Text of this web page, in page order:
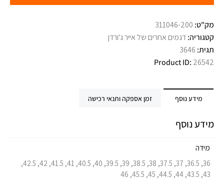
מק"ט: 311046-200
קטגוריה:דגמים אחרים של אייר ג'ורדן
תגית: 3646
Product ID: 26542
מידע נוסף זמן אספקה ותנאי רכישה
מידע נוסף
מידה
36, 36.5, 37, 37.5, 38, 38.5, 39, 39.5, 40, 40.5, 41, 41.5, 42, 42.5,
43, 43.5, 44, 44.5, 45, 45.5, 46